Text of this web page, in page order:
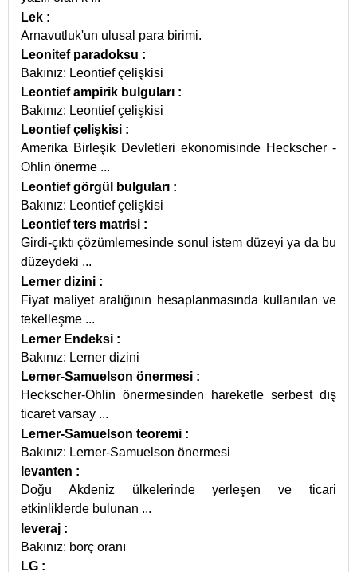
Lek :
Arnavutluk'un ulusal para birimi.
Leonitef paradoksu :
Bakınız: Leontief çelişkisi
Leontief ampirik bulguları :
Bakınız: Leontief çelişkisi
Leontief çelişkisi :
Amerika Birleşik Devletleri ekonomisinde Heckscher -
Ohlin önerme ...
Leontief görgül bulguları :
Bakınız: Leontief çelişkisi
Leontief ters matrisi :
Girdi-çıktı çözümlemesinde sonul istem düzeyi ya da bu
düzeydeki ...
Lerner dizini :
Fiyat maliyet aralığının hesaplanmasında kullanılan ve
tekelleşme ...
Lerner Endeksi :
Bakınız: Lerner dizini
Lerner-Samuelson önermesi :
Heckscher-Ohlin önermesinden hareketle serbest dış
ticaret varsay ...
Lerner-Samuelson teoremi :
Bakınız: Lerner-Samuelson önermesi
levanten :
Doğu Akdeniz ülkelerinde yerleşen ve ticari
etkinliklerde bulunan ...
leveraj :
Bakınız: borç oranı
LG :